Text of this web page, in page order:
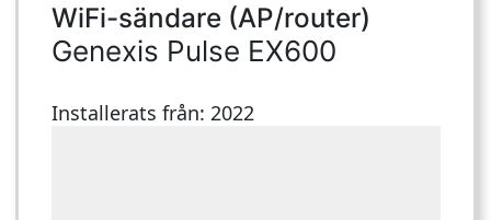
WiFi-sändare (AP/router)
Genexis Pulse EX600
Installerats från: 2022